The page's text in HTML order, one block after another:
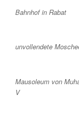
Bahnhof in Rabat
unvollendete
Mausoleum von
V